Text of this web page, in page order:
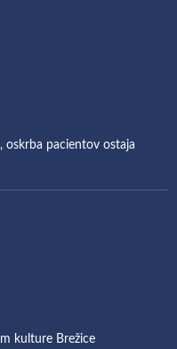
oskrba pacientov ostaja
kulture Brežice